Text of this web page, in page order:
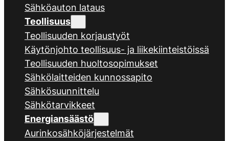
Sähköauton lataus
Teollisuus
Teollisuuden korjaustyöt
Käytönjohto teollisuus- ja liikekiinteistöissä
Teollisuuden huoltosopimukset
Sähkölaitteiden kunnossapito
Sähkösuunnittelu
Sähkötarvikkeet
Energiansäästö
Aurinkosähköjärjestelmät